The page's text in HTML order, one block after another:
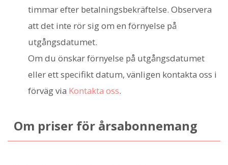
timmar efter betalningsbekräftelse. Observera
att det inte rör sig om en förnyelse på
utgångsdatumet.
Om du önskar förnyelse på utgångsdatumet
eller ett specifikt datum, vänligen kontakta oss i
förväg via Kontakta oss.
Om priser för årsabonnemang